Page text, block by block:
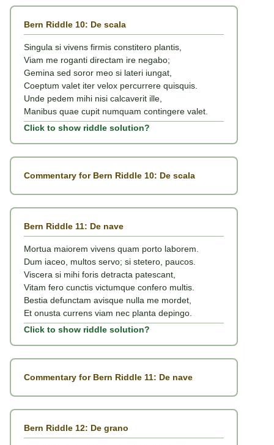
Bern Riddle 10: De scala
Singula si vivens firmis constitero plantis,
Viam me roganti directam ire negabo;
Gemina sed soror meo si lateri iungat,
Coeptum valet iter velox percurrere quisquis.
Unde pedem mihi nisi calcaverit ille,
Manibus quae cupit numquam contingere valet.
Click to show riddle solution?
Commentary for Bern Riddle 10: De scala
Bern Riddle 11: De nave
Mortua maiorem vivens quam porto laborem.
Dum iaceo, multos servo; si stetero, paucos.
Viscera si mihi foris detracta patescant,
Vitam fero cunctis victumque confero multis.
Bestia defunctam avisque nulla me mordet,
Et onusta currens viam nec planta depingo.
Click to show riddle solution?
Commentary for Bern Riddle 11: De nave
Bern Riddle 12: De grano